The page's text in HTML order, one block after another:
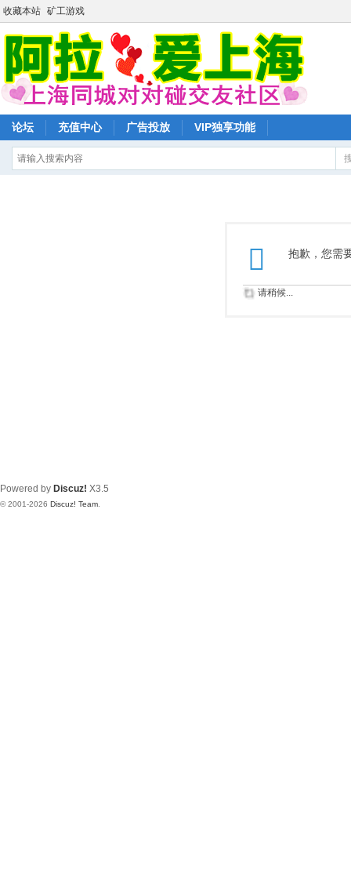
收藏本站 矿工游戏
论坛 充值中心 广告投放 VIP独享功能
抱歉，您需
请稍候...
Powered by Discuz! X3.5
© 2001-2026 Discuz! Team